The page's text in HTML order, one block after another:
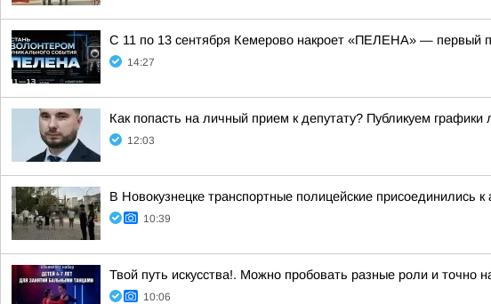
С 11 по 13 сентября Кемерово накроет «ПЕЛЕНА» — первый
14:27
Как попасть на личный прием к депутату? Публикуем
12:03
В Новокузнецке транспортные полицейские присоединились
10:39
Твой путь искусства!. Можно пробовать разные роли и точно
10:06